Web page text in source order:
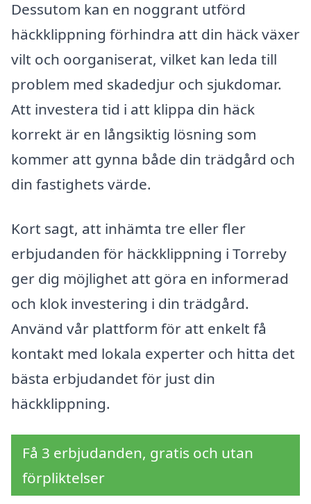
Dessutom kan en noggrant utförd
häckklippning förhindra att din häck växer
vilt och oorganiserat, vilket kan leda till
problem med skadedjur och sjukdomar.
Att investera tid i att klippa din häck
korrekt är en långsiktig lösning som
kommer att gynna både din trädgård och
din fastighets värde.
Kort sagt, att inhämta tre eller fler
erbjudanden för häckklippning i Torreby
ger dig möjlighet att göra en informerad
och klok investering i din trädgård.
Använd vår plattform för att enkelt få
kontakt med lokala experter och hitta det
bästa erbjudandet för just din
häckklippning.
Få 3 erbjudanden, gratis och utan
förpliktelser